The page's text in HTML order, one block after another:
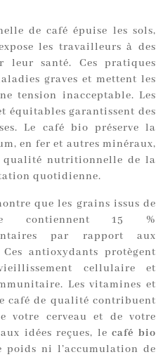
de café épuise les sols,
les travailleurs à des
leur santé. Ces pratiques
graves et mettent les
tension inacceptable. Les
équitables garantissent des
Le café bio préserve la
en fer et autres minéraux,
qualité nutritionnelle de la
quotidienne.
que les grains issus de
contiennent 15 %
par rapport aux
antioxydants protègent
cellulaire et
Les vitamines et
café de qualité contribuent
votre cerveau et de votre
idées reçues, lecafé bio
poids ni l’accumulation de